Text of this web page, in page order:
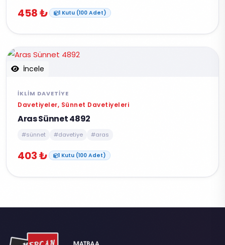
458 ₺ 1 Kutu (100 Adet)
İncele
İKLIM DAVETIYE
Davetiyeler, Sünnet Davetiyeleri
Aras Sünnet 4892
#sünnet #davetiye #aras
403 ₺ 1 Kutu (100 Adet)